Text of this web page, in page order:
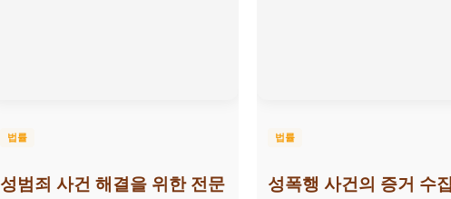
법률
성범죄 사건 해결을 위한 전문
법률
성폭행 사건의 증거 수